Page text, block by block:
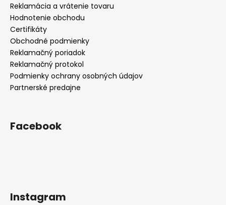
Reklamácia a vrátenie tovaru
Hodnotenie obchodu
Certifikáty
Obchodné podmienky
Reklamačný poriadok
Reklamačný protokol
Podmienky ochrany osobných údajov
Partnerské predajne
Facebook
Instagram